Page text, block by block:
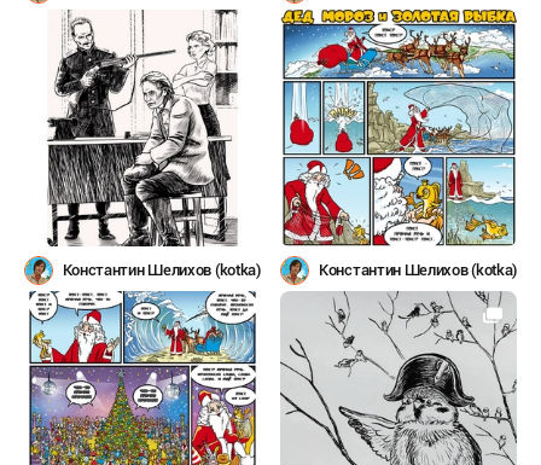
Константин Шелихов (kotka) Константин Шелихов (kotka)